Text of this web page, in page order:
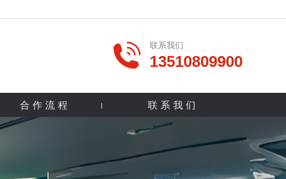
联系我们
13510809900
合作流程 联系我们